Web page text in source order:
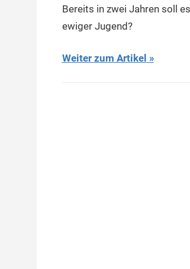
Bereits in zwei Jahren soll
ewiger Jugend?
Weiter zum Artikel